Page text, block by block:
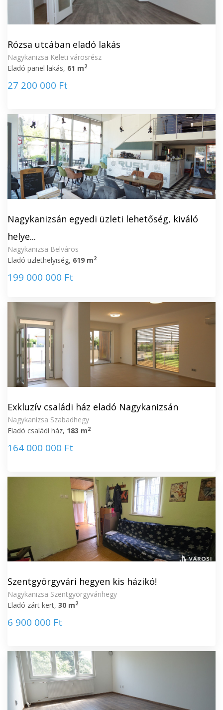
Rózsa utcában eladó lakás
Nagykanizsa Keleti városrész
Eladó panel lakás, 61 m2
27 200 000 Ft
Nagykanizsán egyedi üzleti lehetőség, kiváló
helye...
Nagykanizsa Belváros
Eladó üzlethelyiség, 619 m2
199 000 000 Ft
Exkluzív családi ház eladó Nagykanizsán
Nagykanizsa Szabadhegy
Eladó családi ház, 183 m2
164 000 000 Ft
Szentgyörgyvári hegyen kis házikó!
Nagykanizsa Szentgyörgyvárihegy
Eladó zárt kert, 30 m2
6 900 000 Ft